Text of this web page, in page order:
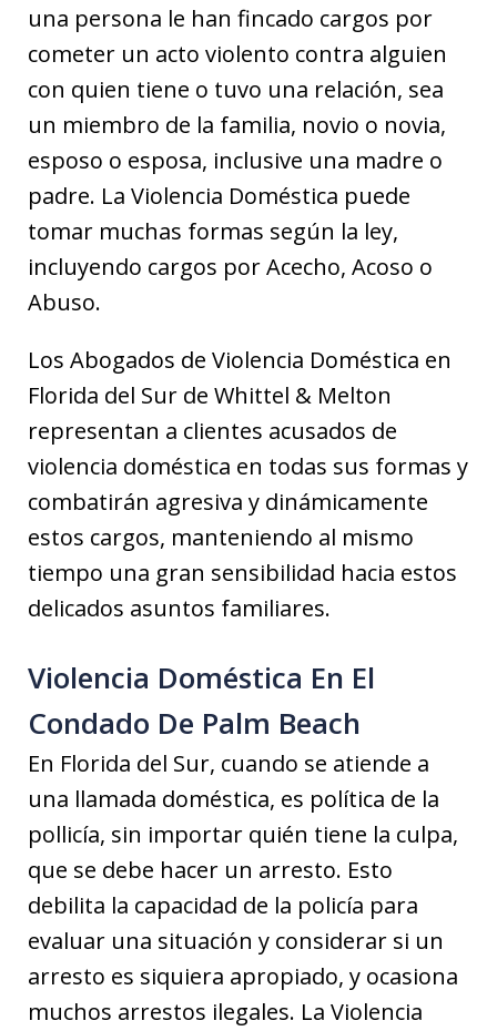
una persona le han fincado cargos por
cometer un acto violento contra alguien
con quien tiene o tuvo una relación, sea
un miembro de la familia, novio o novia,
esposo o esposa, inclusive una madre o
padre. La Violencia Doméstica puede
tomar muchas formas según la ley,
incluyendo cargos por Acecho, Acoso o
Abuso.
Los Abogados de Violencia Doméstica en
Florida del Sur de Whittel & Melton
representan a clientes acusados de
violencia doméstica en todas sus formas y
combatirán agresiva y dinámicamente
estos cargos, manteniendo al mismo
tiempo una gran sensibilidad hacia estos
delicados asuntos familiares.
Violencia Doméstica En El
Condado De Palm Beach
En Florida del Sur, cuando se atiende a
una llamada doméstica, es política de la
pollicía, sin importar quién tiene la culpa,
que se debe hacer un arresto. Esto
debilita la capacidad de la policía para
evaluar una situación y considerar si un
arresto es siquiera apropiado, y ocasiona
muchos arrestos ilegales. La Violencia